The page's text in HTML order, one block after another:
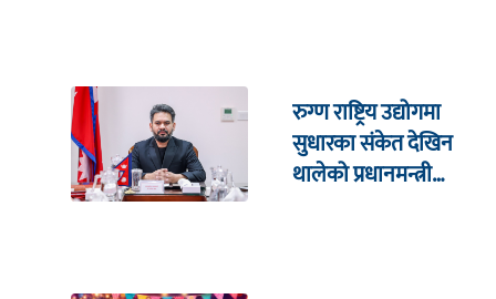
रुग्ण राष्ट्रिय उद्योगमा
सुधारका संकेत देखिन
थालेको प्रधानमन्त्री